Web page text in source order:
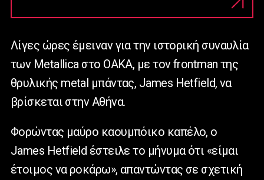
Λίγες ώρες έμειναν για την ιστορική συναυλία
των Metallica στο ΟΑΚΑ, με τον frontman της
θρυλικής metal μπάντας, James Hetfield, να
βρίσκεται στην Αθήνα.
Φορώντας μαύρο καουμπόικο καπέλο, ο
James Hetfield έστειλε το μήνυμα ότι «είμαι
έτοιμος να ροκάρω», απαντώντας σε σχετική